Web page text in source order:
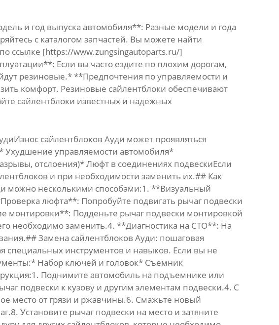
и год выпуска автомобиля**: Разные модели и года
с каталогом запчастей. Вы можете найти
по ссылке [https://www.zungsingautoparts.ru/]
Если вы часто ездите по плохим дорогам,
резиновые.* **Предпочтения по управляемости и
комфорт. Резиновые сайлентблоки обеспечивают
сайлентблоки известных и надежных
сайлентблоков Ауди может проявляться
управляемости автомобиля*
отслоения)* Люфт в соединениях подвескиЕсли
и при необходимости заменить их.## Как
можно несколькими способами:1. **Визуальный
люфта**: Попробуйте подвигать рычаг подвески
монтировки**: Подденьте рычаг подвески монтировкой
необходимо заменить.4. **Диагностика на СТО**: На
Замена сайлентблоков Ауди: пошаговая
специальных инструментов и навыков. Если вы не
Набор ключей и головок* Съемник
Поднимите автомобиль на подъемнике или
подвески к кузову и другим элементам подвески.4. С
место от грязи и ржавчины.6. Смажьте новый
Установите рычаг подвески на место и затяните